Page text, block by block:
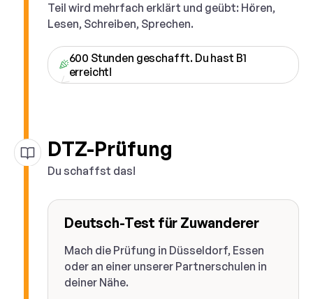
Teil wird mehrfach erklärt und geübt: Hören,
Lesen, Schreiben, Sprechen.
600 Stunden geschafft. Du hast B1
erreicht!
DTZ-Prüfung
Du schaffst das!
Deutsch-Test für Zuwanderer
Mach die Prüfung in Düsseldorf, Essen
oder an einer unserer Partnerschulen in
deiner Nähe.